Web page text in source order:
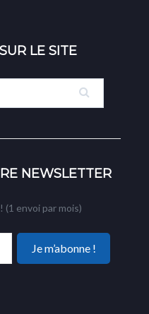
LE SITE
NEWSLETTER
envoi par mois)